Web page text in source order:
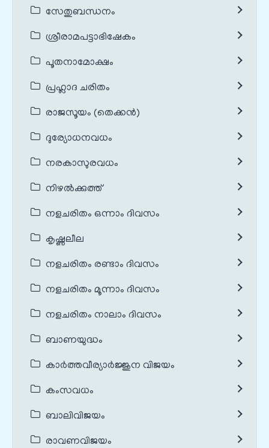
സേതുബന്ധനം
ശ്രീരാമപട്ടാഭിഷേകം
പൂതനാമോക്ഷം
പ്രഹ്ലാദ ചരിതം
രാജസൂയം (തെക്കൻ)
ദുര്യോധനവധം
നരകാസുരവധം
നിഴൽക്കുത്ത്
നളചരിതം ഒന്നാം ദിവസം
കൃഷ്ണലീല
നളചരിതം രണ്ടാം ദിവസം
നളചരിതം മൂന്നാം ദിവസം
നളചരിതം നാലാം ദിവസം
ബാണയുദ്ധം
കാർത്തവീര്യാർജ്ജുന വിജയം
കംസവധം
ബാലിവിജയം
രാവണവിജയം